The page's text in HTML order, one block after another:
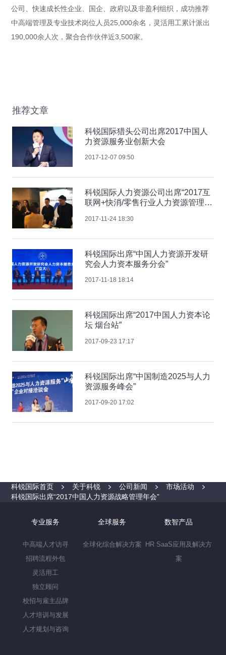
公司、快速成长性企业、国企、政府以及非盈利组织，成功推荐
中高端管理及专业技术岗位人员25,000余名，灵活用工累计派出
190,000余人次，聚合合作伙伴近3,500家。
推荐文章
科锐国际猎头公司出席2017中国人
力资源服务业创新大会
2017-12-07 09:50
科锐国际人力资源公司出席“2017互
联网+快消/零售行业人力资源管理高
2017-11-24 18:30
科锐国际出席“中国人力资源开发研
究会人力资本服务分会”
2017-11-18 18:14
科锐国际出席“2017中国人力资本论
坛 烟台站”
2017-09-23 17:17
科锐国际出席“中国制造2025与人力
资源服务峰会”
2017-09-20 17:02
科锐国际首页 关于科锐 公司新闻
市场活动
科锐国际出席“2017中国人力资源战略管理年会”
专业服务
中高端人才访寻
招聘流程外包
灵活用工
独立顾问
校招与雇主品牌
人才培训与发展
人才规划与咨询
全球服务
全球化综合解决方案
数智产品
HR SaaS应用及解决方
案